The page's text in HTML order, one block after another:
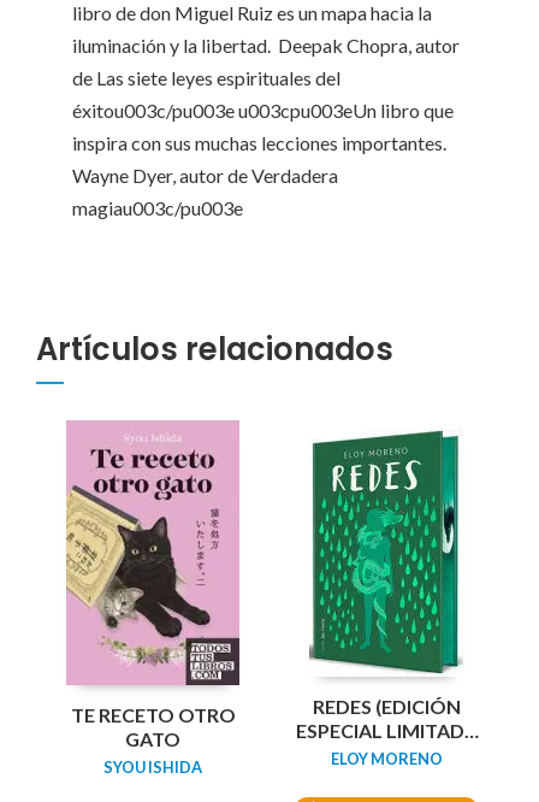
libro de don Miguel Ruiz es un mapa hacia la
iluminación y la libertad.  Deepak Chopra, autor
de Las siete leyes espirituales del
éxitou003c/pu003e u003cpu003eUn libro que
inspira con sus muchas lecciones importantes. 
Wayne Dyer, autor de Verdadera
magiau003c/pu003e
Artículos relacionados
TE RECETO OTRO
GATO
SYOU ISHIDA
REDES (EDICIÓN
ESPECIAL LIMITADA
GUARDAS DRAGÓN)
ELOY MORENO